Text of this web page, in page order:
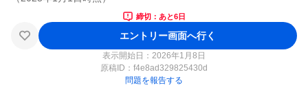
締切：あと6日
エントリー画面へ行く
表示開始日：2026年1月8日
原稿ID： f4e8ad329825430d
問題を報告する